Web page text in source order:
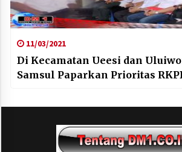
11/03/2021
Di Kecamatan Ueesi dan
Samsul Paparkan Prioritas